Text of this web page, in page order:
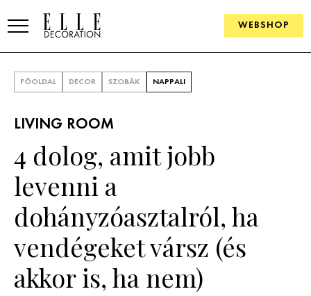
WEBSHOP
SZOBÁK
Konyha
Fürdőszoba
Nappali
Hálószoba
ÖTLETEK
Szállodák és vendégházak
FŐOLDAL DECOR SZOBÁK NAPPALI
LIVING ROOM
4 dolog, amit jobb
levenni a
dohányzóasztalról, ha
vendégeket vársz (és
akkor is, ha nem)